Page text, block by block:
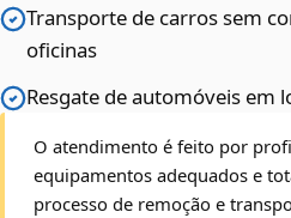
Transporte de carros sem
oficinas
Resgate de automóveis em
O atendimento é feito por
equipamentos adequados e
processo de remoção e